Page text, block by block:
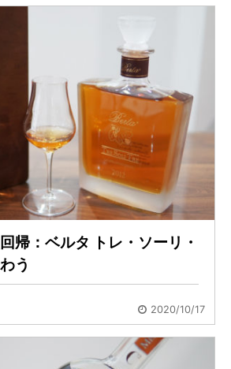
帰：ベルタ トレ・ソーリ・
う
2020/10/17